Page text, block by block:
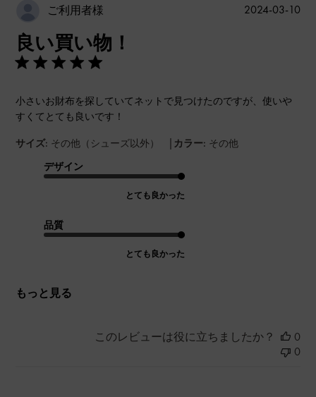
ご利用者様
良い買い物！
小さいお財布を探していてネットで見つけたのですが、使いや
すくてとても良いです！
サイズ: その他（シューズ以外） | カラー: その他
デザイン
とても良かった
品質
とても良かった
もっと見る
公
2024-03-10
このレビューは役に立ちましたか？
0
0